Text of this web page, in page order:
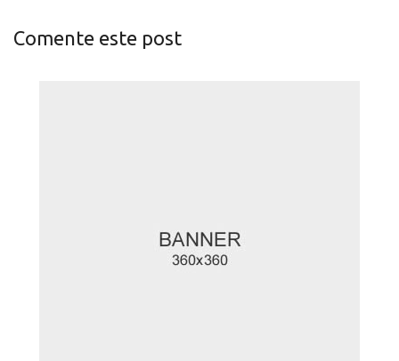
Comente este post